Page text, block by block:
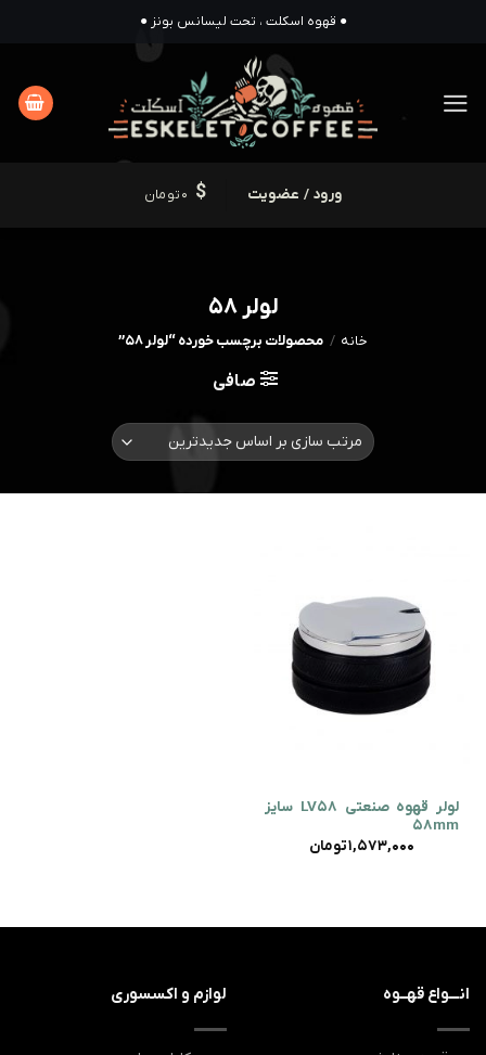
● قهوه اسکلت ، تحت لیسانس بونز ●
ورود / عضویت 0تومان
لولر 58
خانه / محصولات برچسب خورده “لولر 58”
صافی
لولر قهوه صنعتی LV58 سایز
58mm
1,573,000تومان
انـــواع قهــوه لوازم و اکسسوری